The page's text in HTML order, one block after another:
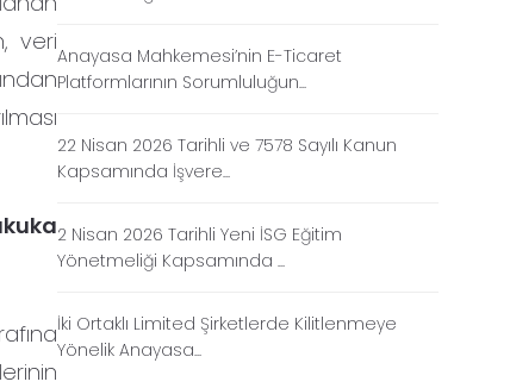
veriAnayasa Mahkemesi’nin E-Ticaret
Platformlarının Sorumluluğun...
22 Nisan 2026 Tarihli ve 7578 Sayılı Kanun
Kapsamında İşvere...
2 Nisan 2026 Tarihli Yeni İSG Eğitim
Yönetmeliği Kapsamında ...
İki Ortaklı Limited Şirketlerde Kilitlenmeye
Yönelik Anayasa...